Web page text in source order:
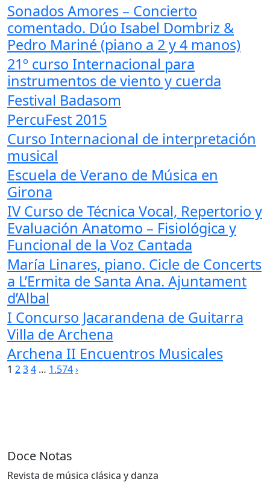
Sonados Amores – Concierto
comentado. Dúo Isabel Dombriz &
Pedro Mariné (piano a 2 y 4 manos)
21º curso Internacional para
instrumentos de viento y cuerda
Festival Badasom
PercuFest 2015
Curso Internacional de interpretación
musical
Escuela de Verano de Música en
Girona
IV Curso de Técnica Vocal, Repertorio y
Evaluación Anatomo – Fisiológica y
Funcional de la Voz Cantada
María Linares, piano. Cicle de Concerts
a L’Ermita de Santa Ana. Ajuntament
d’Albal
I Concurso Jacarandena de Guitarra
Villa de Archena
Archena II Encuentros Musicales
Paginación
1 234 … 1.574›
Doce Notas
Revista de música clásica y danza